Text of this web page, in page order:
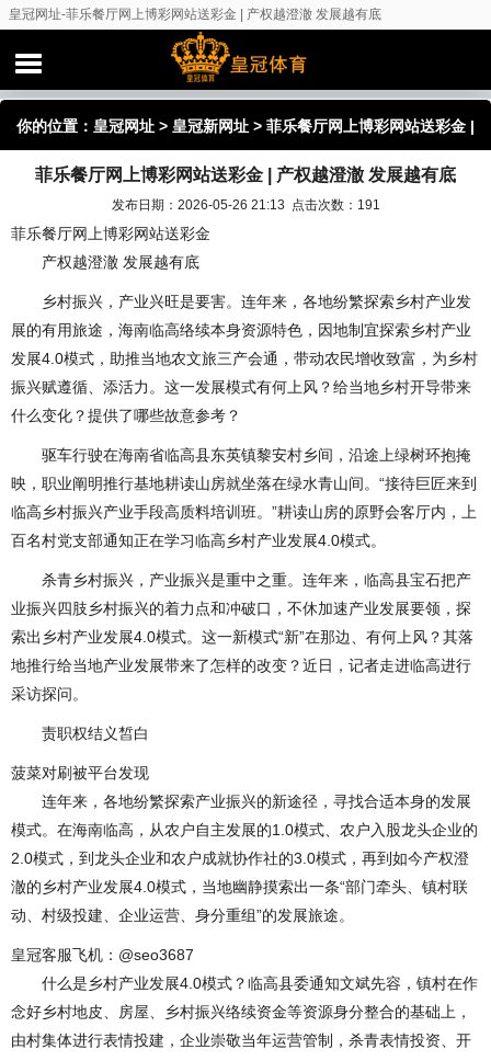
皇冠网址-菲乐餐厅网上博彩网站送彩金 | 产权越澄澈 发展越有底
你的位置： 皇冠网址 > 皇冠新网址 > 菲乐餐厅网上博彩网站送彩金 |
产权越澄澈 发展越有底
菲乐餐厅网上博彩网站送彩金 | 产权越澄澈 发展越有底
发布日期：2026-05-26 21:13 点击次数：191
菲乐餐厅网上博彩网站送彩金
产权越澄澈 发展越有底
乡村振兴，产业兴旺是要害。连年来，各地纷繁探索乡村产业发
展的有用旅途，海南临高络续本身资源特色，因地制宜探索乡村产业
发展4.0模式，助推当地农文旅三产会通，带动农民增收致富，为乡村
振兴赋遵循、添活力。这一发展模式有何上风？给当地乡村开导带来
什么变化？提供了哪些故意参考？
驱车行驶在海南省临高县东英镇黎安村乡间，沿途上绿树环抱掩
映，职业阐明推行基地耕读山房就坐落在绿水青山间。“接待巨匠来到
临高乡村振兴产业手段高质料培训班。”耕读山房的原野会客厅内，上
百名村党支部通知正在学习临高乡村产业发展4.0模式。
杀青乡村振兴，产业振兴是重中之重。连年来，临高县宝石把产
业振兴四肢乡村振兴的着力点和冲破口，不休加速产业发展要领，探
索出乡村产业发展4.0模式。这一新模式“新”在那边、有何上风？其落
地推行给当地产业发展带来了怎样的改变？近日，记者走进临高进行
采访探问。
责职权结义皙白
菠菜对刷被平台发现
连年来，各地纷繁探索产业振兴的新途径，寻找合适本身的发展
模式。在海南临高，从农户自主发展的1.0模式、农户入股龙头企业的
2.0模式，到龙头企业和农户成就协作社的3.0模式，再到如今产权澄
澈的乡村产业发展4.0模式，当地幽静摸索出一条“部门牵头、镇村联
动、村级投建、企业运营、身分重组”的发展旅途。
皇冠客服飞机：@seo3687
什么是乡村产业发展4.0模式？临高县委通知文斌先容，镇村在作
念好乡村地皮、房屋、乡村振兴络续资金等资源身分整合的基础上，
由村集体进行表情投建，企业崇敬当年运营管制，杀青表情投资、开